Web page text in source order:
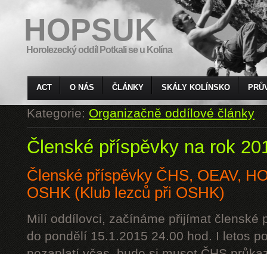
HOPSUK
Horolezecký oddíl Potkali se u Kolína
ACT O NÁS ČLÁNKY SKÁLY KOLÍNSKO
Kategorie:Organizačně oddílové články
Členské příspěvky na rok
Členské příspěvky ČHS, OEAV,
OSHK (Klub lezců při OSHK)
Milí oddílovci, začínáme přijímat členské
do pondělí 15.1.2015 24.00 hod. I letos